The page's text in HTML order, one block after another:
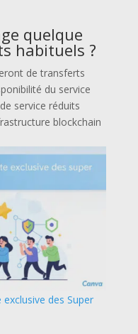
quelque
habituels ?
de transferts
du service
service réduits
blockchain
des Super